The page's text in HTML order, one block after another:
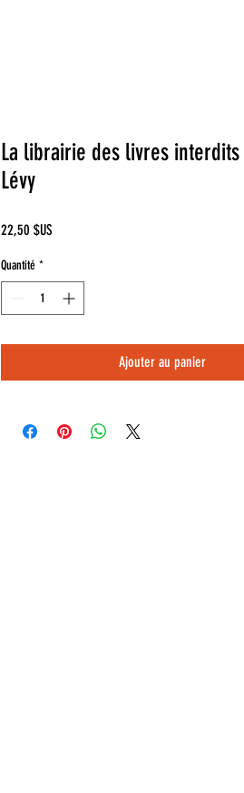
La librairie des livres
Lévy
22,50 $US
Quantité *
Ajouter au panier